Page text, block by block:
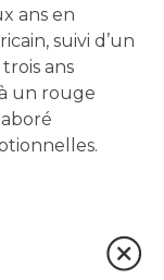
ans en
suivi d’un
ans
un rouge